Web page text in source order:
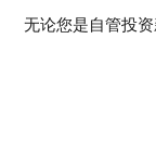
无论您是自管投